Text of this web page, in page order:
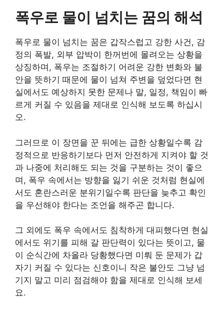
폭우로 물이 넘치는 꿈의 해석
폭우로 물이 넘치는 꿈은 갑작스럽고 강한 사건, 감
정의 폭발, 외부 압박이 한꺼번에 몰려오는 상황을
상징하며, 폭우는 조절하기 어려운 강한 변화와 불
안을 뜻하기 때문에 물이 넘쳐 주변을 덮었다면 현
실에서도 예상하지 못한 문제나 말, 일정, 책임이 빠
르게 커질 수 있음을 제대로 인식해 보도록 하십시
오.
그러므로 이 장면을 꾼 뒤에는 급한 상황일수록 감
정적으로 반응하기보다 먼저 안전하게 지켜야 할 것
과 나중에 처리해도 되는 것을 구분하는 것이 좋으
며, 폭우 속에서는 방향을 잃기 쉬운 것처럼 현실에
서도 혼란스러운 분위기일수록 판단을 늦추고 확인
을 우선해야 한다는 조언을 해주곤 합니다.
그 외에도 폭우 속에서도 침착하게 대피했다면 현실
에서도 위기를 피해 갈 판단력이 있다는 뜻이고, 물
이 순식간에 차올라 당황했다면 미뤄 둔 문제가 갑
자기 커질 수 있다는 신호이니 작은 불안도 그냥 넘
기지 말고 미리 점검해야 함을 제대로 인식해 보세
요.